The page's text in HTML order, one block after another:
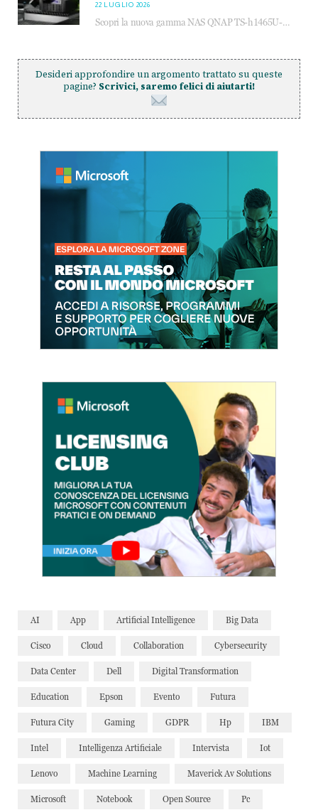
22 LUGLIO 2026
Scopri la nuova gamma NAS QNAP TS-h1465U-RP, TS-h1065eU e TS-h665U: storage aziendale con ZFS, DDR5, E1.S NVMe e connettività 2.5GbE per backup, virtualizzazione e cybersecurity.
Desideri approfondire un argomento trattato su queste
pagine? Scrivici, saremo felici di aiutarti!
AI App Artificial Intelligence Big Data
Cisco Cloud Collaboration Cybersecurity
Data Center Dell Digital Transformation
Education Epson Evento Futura
Futura City Gaming GDPR Hp IBM
Intel Intelligenza Artificiale Intervista Iot
Lenovo Machine Learning Maverick Av Solutions
Microsoft Notebook Open Source Pc